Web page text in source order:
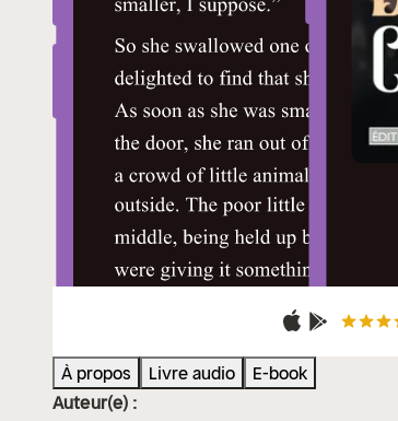
À propos Livre audio
E-book
Auteur(e) :